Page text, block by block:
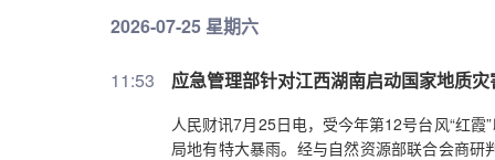
2026-07-25 星期六
11:53 应急管理部针对江西湖南启动国家地质
人民财讯7月25日电，受今年第12号台风“红
局地有特大暴雨。经与自然资源部联合会商